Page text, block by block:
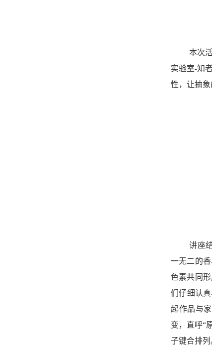
本次
实验室-知
性，让抽象
讲座
一无二的
色素共同
们仔细认
起作品与
变，直呼“
子键合排列